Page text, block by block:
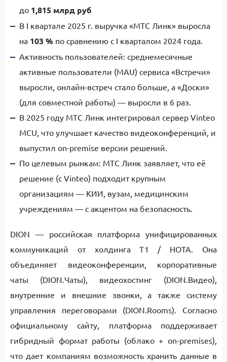
до 1,815 млрд руб
В I квартале 2025 г. выручка «МТС Линк» выросла
на 103 % по сравнению с I кварталом 2024 года.
Активность пользователей: среднемесячные
активные пользователи (MAU) сервиса «Встречи»
выросли, онлайн-встреч стало больше, а «Доски»
(для совместной работы) — выросли в 6 раз.
В 2025 году МТС Линк интегрировал сервер Vinteo
MCU, что улучшает качество видеоконференций, и
выпустил on-premise версии решений.
По целевым рынкам: МТС Линк заявляет, что её
решение (с Vinteo) подходит крупным
организациям — КИИ, вузам, медицинским
учреждениям — с акцентом на безопасность.
DION — российская платформа унифицированных
коммуникаций от холдинга Т1 / НОТА. Она
объединяет видеоконференции, корпоративные
чаты (DION.Чаты), видеохостинг (DION.Видео),
внутренние и внешние звонки, а также систему
управления переговорами (DION.Rooms). Согласно
официальному сайту, платформа поддерживает
гибридный формат работы (облако + on-premises),
что дает компаниям возможность хранить данные в